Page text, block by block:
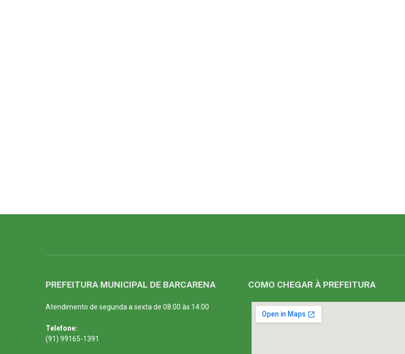
PREFEITURA MUNICIPAL DE BARCARENA
Atendimento de segunda a sexta de 08:00 às 14:00
Telefone:
(91) 99165-1391
COMO CHEGAR À PREFEITURA